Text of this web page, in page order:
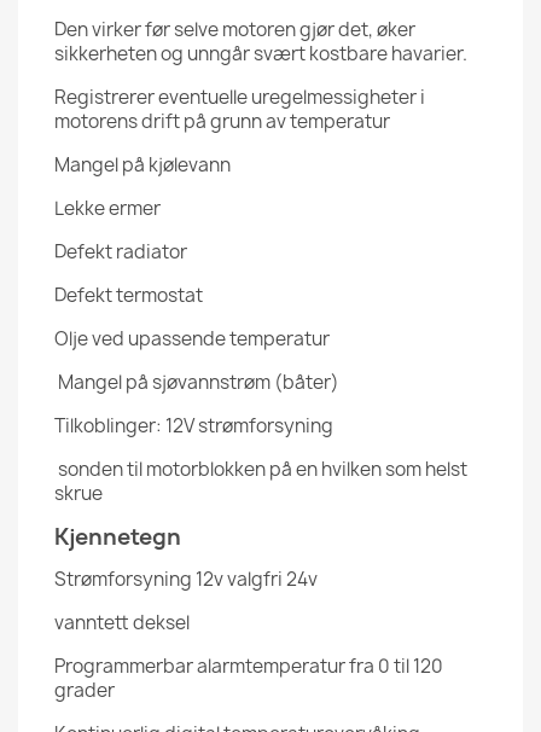
Den virker før selve motoren gjør det, øker
sikkerheten og unngår svært kostbare havarier.
Registrerer eventuelle uregelmessigheter i
motorens drift på grunn av temperatur
Mangel på kjølevann
Lekke ermer
Defekt radiator
Defekt termostat
Olje ved upassende temperatur
Mangel på sjøvannstrøm (båter)
Tilkoblinger: 12V strømforsyning
sonden til motorblokken på en hvilken som helst
skrue
Kjennetegn
Strømforsyning 12v valgfri 24v
vanntett deksel
Programmerbar alarmtemperatur fra 0 til 120
grader